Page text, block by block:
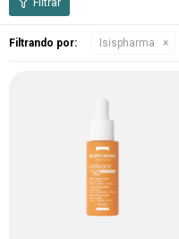
Filtrando por: Isispharma